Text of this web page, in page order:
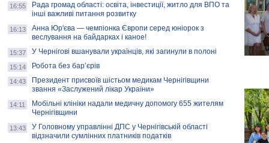
AB InBev Efes Україна підтримала
навчальний проєкт "Молодіжна бізнес-
школа", спрямований на розвиток
підприємництва у Чернігівській області
Золота тварина: видання Forbes
написало про чернігівця Патрона: хто і
скільки на ньому заробляє? І куди
витрачають?
16:55
Рада громад області: освіта, інвестиції, житло для ВПО та
інші важливі питання розвитку
16:13
Анна Юр'єва — чемпіонка Європи серед юніорок з
веслування на байдарках і каное!
15:37 У Чернігові вшанували українців, які загинули в полоні
15:14 Робота без бар’єрів
14:43
Президент присвоїв шістьом медикам Чернігівщини
звання «Заслужений лікар України»
14:11
Мобільні клініки надали медичну допомогу 655 жителям
Чернігівщини
13:43
У Головному управлінні ДПС у Чернігівській області
відзначили сумлінних платників податків